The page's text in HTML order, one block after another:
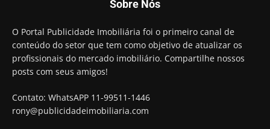
Sobre Nós
O Portal Publicidade Imobiliária foi o primeiro canal de
conteúdo do setor que tem como objetivo de atualizar os
profissionais do mercado imobiliário. Compartilhe nossos
posts com seus amigos!
Contato: WhatsAPP 11-99511-1446
rony@publicidadeimobiliaria.com